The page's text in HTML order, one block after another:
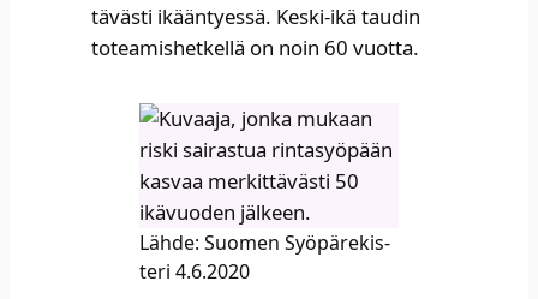
tä­väs­ti ikään­tyes­sä. Kes­ki-ikä tau­din
totea­mis­het­kel­lä on noin 60 vuot­ta. ​
Läh­de: Suo­men Syö­pä­re­kis­
te­ri 4.6.2020